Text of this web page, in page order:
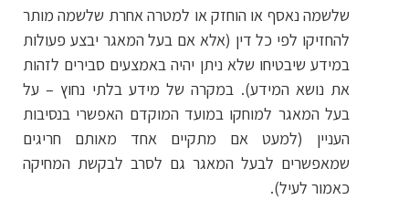
שלשמה נאסף או הוחזק או למטרה אחרת שלשמה מותר
להחזיקו לפי כל דין (אלא אם בעל המאגר יבצע פעולות
במידע שיבטיחו שלא ניתן יהיה באמצעים סבירים לזהות
את נושא המידע). במקרה של מידע בלתי נחוץ – על
בעל המאגר למוחקו במועד המוקדם האפשרי בנסיבות
העניין (למעט אם מתקיים אחד מאותם חריגים
שמאפשרים לבעל המאגר גם לסרב לבקשת המחיקה
כאמור לעיל).